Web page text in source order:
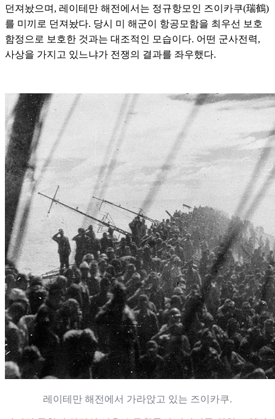
던져놨으며, 레이테만 해전에서는 정규항모인 즈이카쿠(瑞鶴)
를 미끼로 던져놨다. 당시 미 해군이 항공모함을 최우선 보호
함정으로 보호한 것과는 대조적인 모습이다. 어떤 군사전력,
사상을 가지고 있느냐가 전쟁의 결과를 좌우했다.
레이테만 해전에서 가라앉고 있는 즈이카쿠.